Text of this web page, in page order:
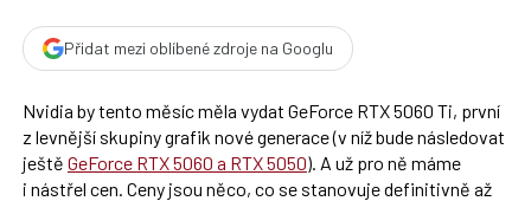
Přidat mezi oblíbené zdroje na Googlu
Nvidia by tento měsíc měla vydat GeForce RTX 5060 Ti, první
z levnější skupiny grafik nové generace (v níž bude následovat
ještě GeForce RTX 5060 a RTX 5050). A už pro ně máme
i nástřel cen. Ceny jsou něco, co se stanovuje definitivně až